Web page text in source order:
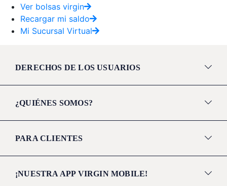
Ver bolsas virgin
Recargar mi saldo
Mi Sucursal Virtual
DERECHOS DE LOS USUARIOS
¿QUIÉNES SOMOS?
PARA CLIENTES
¡NUESTRA APP VIRGIN MOBILE!